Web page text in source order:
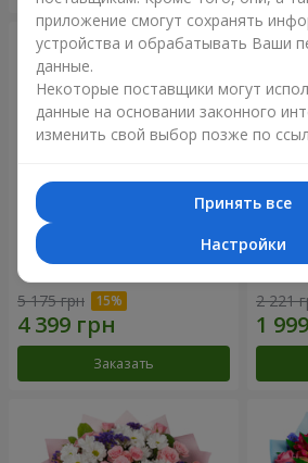
51 белая хризантема
5 175 грн
Заказать
2 221
приложение смогут сохранять
устройства и обрабатывать Ваши
данные.
Некоторые поставщики могут
данные на основании законного
изменить свой выбор позже по
Принять все
Настройки